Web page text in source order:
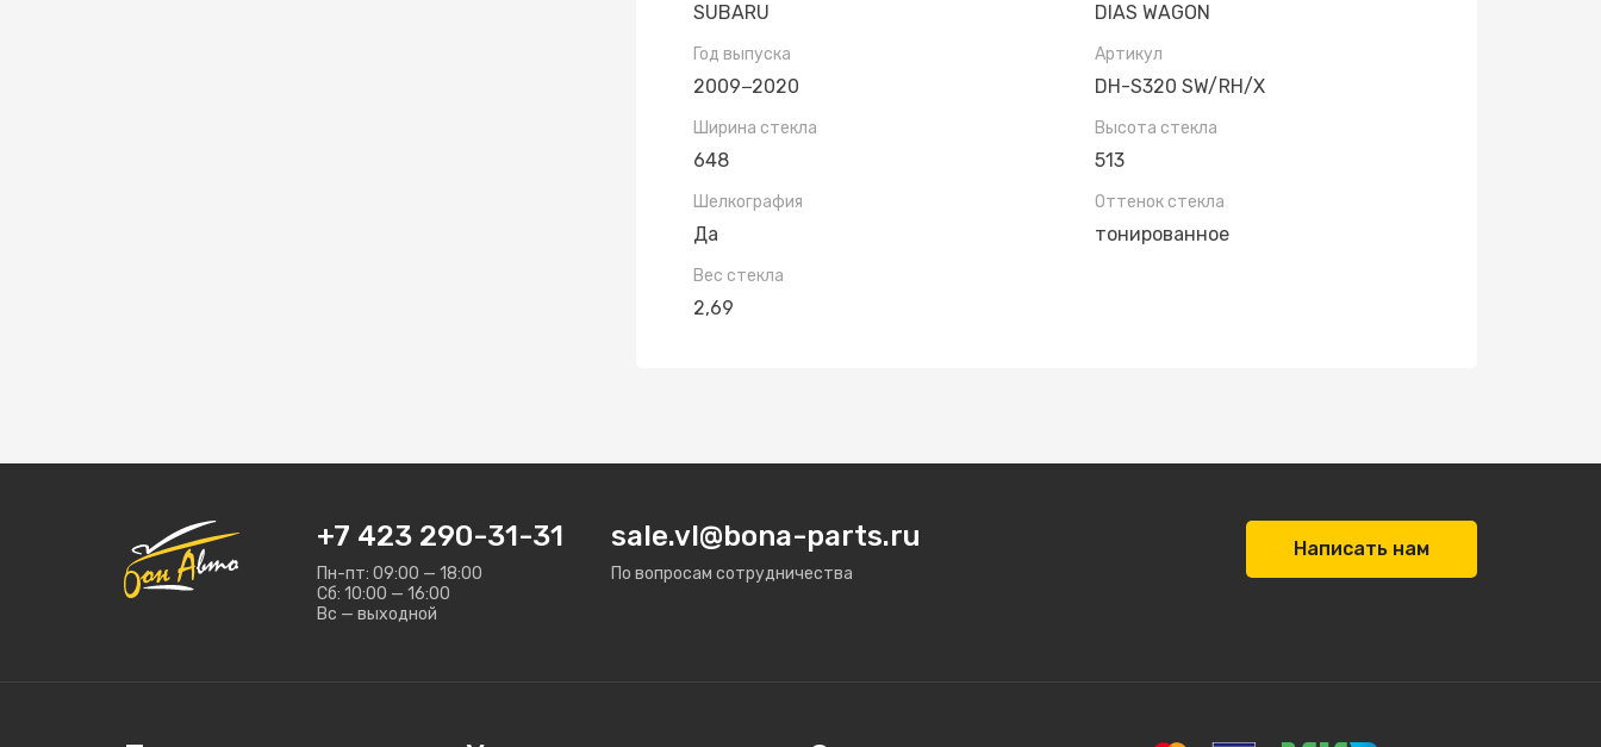
SUBARU DIAS WAGON
Год выпуска
2009−2020
Артикул
DH-S320 SW/RH/X
Ширина стекла
648
Высота стекла
513
Шелкография
Да
Оттенок стекла
тонированное
Вес стекла
2,69
+7 423 290-31-31
Пн-пт: 09:00 — 18:00
Сб: 10:00 — 16:00
Вс — выходной
sale.vl@bona-parts.ru
По вопросам сотрудничества
Написать нам